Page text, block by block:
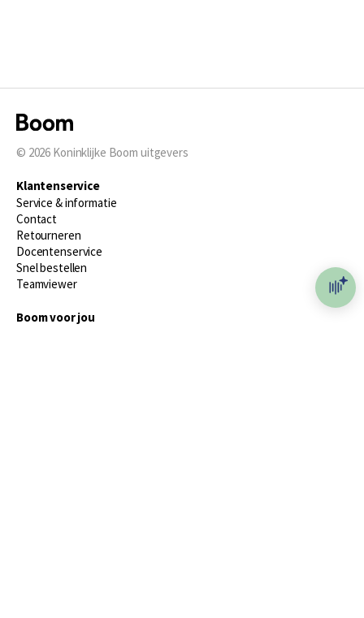
© 2026 Koninklijke Boom uitgevers
Klantenservice
Service & informatie
Contact
Retourneren
Docentenservice
Snel bestellen
Teamviewer
Boom voor jou